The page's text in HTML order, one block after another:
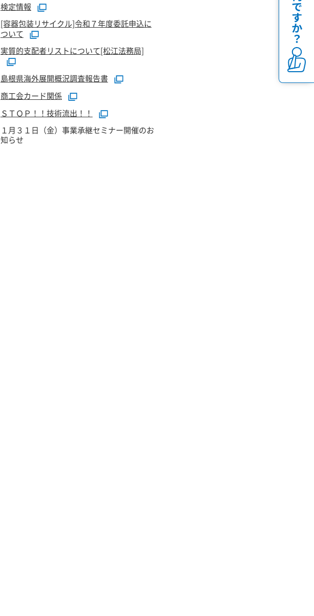
検定情報
[容器包装リサイクル]令和７年度委託申込に
ついて
実質的支配者リストについて[松江法務局]
島根県海外展開概況調査報告書
商工会カード関係
ＳＴＯＰ！！技術流出！！
１月３１日（金）事業承継セミナー開催のお
知らせ